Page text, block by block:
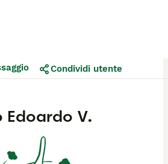
Edoardo V.
Condividi utente